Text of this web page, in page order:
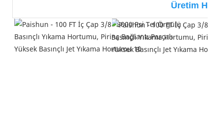
Üretim